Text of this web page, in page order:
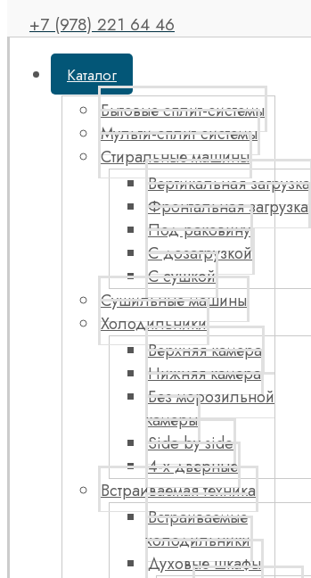
+7 (978) 221 64 46
Каталог
Бытовые сплит-системы
Мульти-сплит системы
Стиральные машины
Вертикальная загрузка
Фронтальная загрузка
Под раковину
С дозагрузкой
С сушкой
Сушильные машины
Холодильники
Верхняя камера
Нижняя камера
Без морозильной
камеры
Side by side
4-х дверные
Встраиваемая техника
Встраиваемые
холодильники
Духовые шкафы